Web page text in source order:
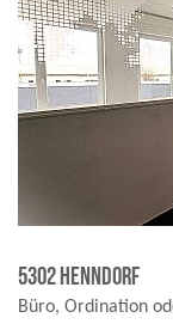
5302 Henndorf
Büro, Ordination